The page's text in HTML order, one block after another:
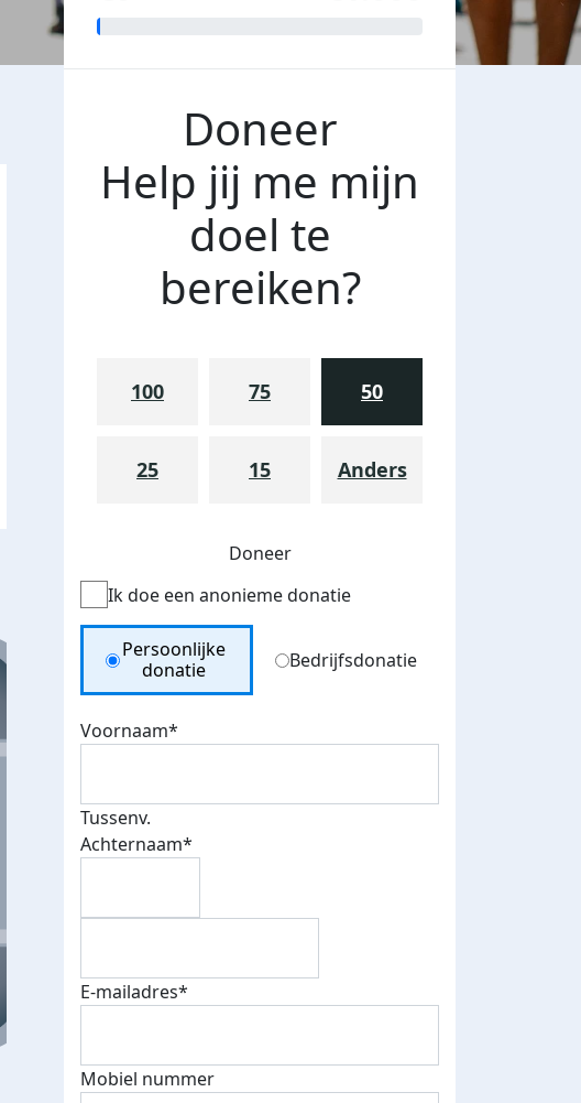
E-mails verstuurd
je je speciale KWF t-shirt!
Doneer
Help jij me mijn
doel te
bereiken?
100 75 50
25 15 Anders
Doneer
Ik doe een anonieme donatie
Donation Type
Persoonlijke
donatie
Bedrijfsdonatie
Voornaam*
Tussenv.
Achternaam*
E-mailadres*
Mobiel nummer